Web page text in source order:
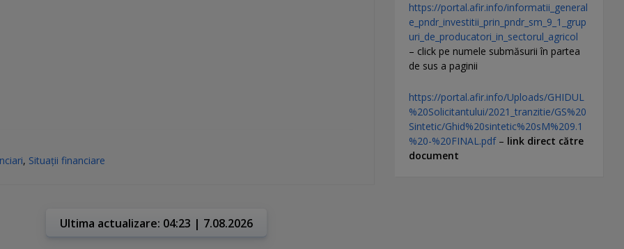
, Situații financiare
https://portal.afir.info/informatii_general
e_pndr_investitii_prin_pndr_sm_9_1_grup
uri_de_producatori_in_sectorul_agricol
– click pe numele submăsurii în partea
de sus a paginii
https://portal.afir.info/Uploads/GHIDUL
%20Solicitantului/2021_tranzitie/GS%20
Sintetic/Ghid%20sintetic%20sM%209.1
%20-%20FINAL.pdf– link direct către
document
Ultima actualizare: 04:23 | 7.08.2026